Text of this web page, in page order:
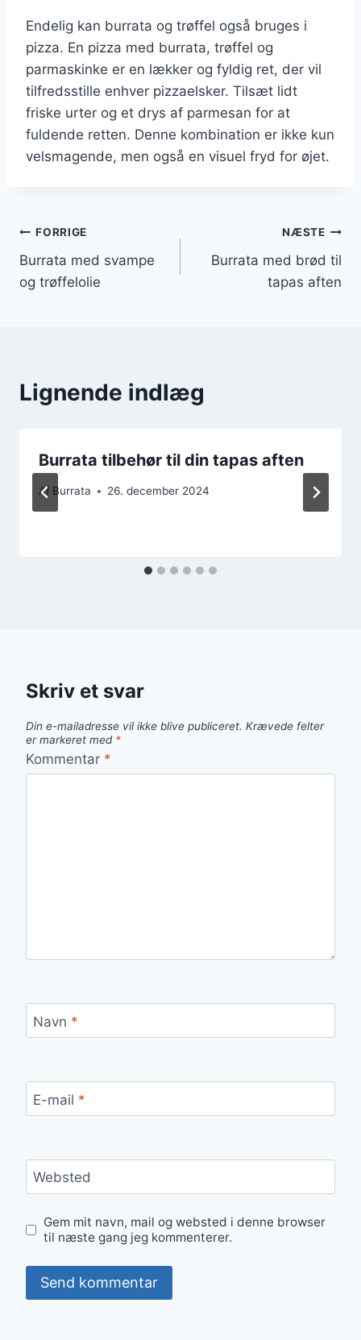
Endelig kan burrata og trøffel også bruges i
pizza. En pizza med burrata, trøffel og
parmaskinke er en lækker og fyldig ret, der vil
tilfredsstille enhver pizzaelsker. Tilsæt lidt
friske urter og et drys af parmesan for at
fuldende retten. Denne kombination er ikke kun
velsmagende, men også en visuel fryd for øjet.
Indlægsnavigation
FORRIGE
Burrata med svampe
og trøffelolie
NÆSTE
Burrata med brød til
tapas aften
Lignende indlæg
Burrata tilbehør til din tapas aften
Af Burrata 26. december 2024
Skriv et svar
Din e-mailadresse vil ikke blive publiceret. Krævede felter
er markeret med *
Kommentar *
Navn *
E-mail *
Websted
Gem mit navn, mail og websted i denne browser
til næste gang jeg kommenterer.